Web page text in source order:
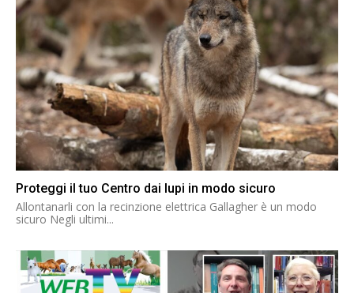
Proteggi il tuo Centro dai lupi in modo sicuro
Allontanarli con la recinzione elettrica Gallagher è un modo
sicuro Negli ultimi...